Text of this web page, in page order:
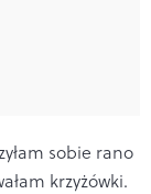
sobie rano
krzyżówki.